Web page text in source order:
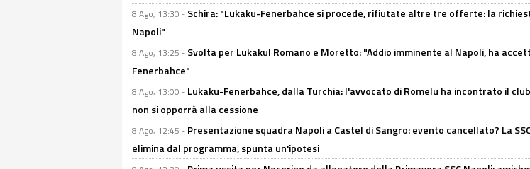
8 Ago, 13:30 - Schira: "Lukaku-Fenerbahce si procede, rifiutate altre tre offerte: la
Napoli"
8 Ago, 13:25 - Svolta per Lukaku! Romano e Moretto: "Addio imminente al Napoli, ha
Fenerbahce"
8 Ago, 13:00 - Lukaku-Fenerbahce, dalla Turchia: l'avvocato di Romelu ha incontrato il
non si opporrà alla cessione
8 Ago, 12:45 - Presentazione squadra Napoli a Castel di Sangro: evento cancellato? La
elimina dal programma, spunta un'ipotesi